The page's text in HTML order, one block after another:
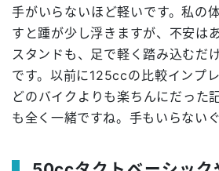
手がいらないほど軽いです。私の
すと踵が少し浮きますが、不安は
スタンドも、足で軽く踏み込むだ
です。以前に125ccの比較インプ
どのバイクよりも楽ちんにだった
も全く一緒ですね。手もいらないぐ